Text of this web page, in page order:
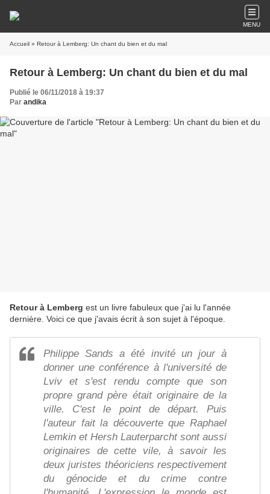
MENU
Accueil » Retour à Lemberg: Un chant du bien et du mal
Retour à Lemberg: Un chant du bien et du mal
Publié le 06/11/2018 à 19:37
Par andika
Retour à Lemberg est un livre fabuleux que j'ai lu l'année
dernière. Voici ce que j'avais écrit à son sujet à l'époque.
Philippe Sands a été invité un jour à
donner une conférence à l'université de
Lviv et s'est rendu compte que son
propre grand père était originaire de la
ville. C'est le point de départ. Puis
l'auteur fait la découverte que Raphael
Lemkin et Hersh Lauterparcht sont aussi
originaires de cette vile, à savoir les
deux juristes théoriciens respectivement
du génocide et du crime contre